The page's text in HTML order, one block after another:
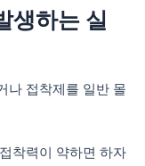
생하는 실
나 접착제를 일반 몰
착력이 약하면 하자